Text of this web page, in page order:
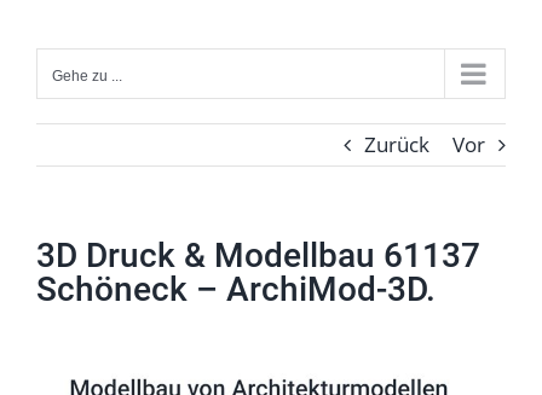
Inhalt
springenGehe zu ...
Zurück Vor
3D Druck & Modellbau 61137
Schöneck – ArchiMod-3D.